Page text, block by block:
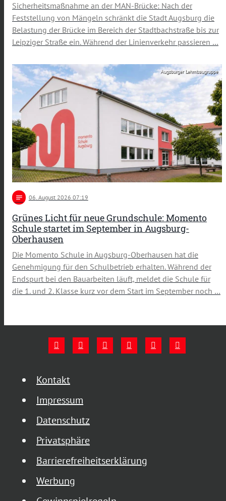
Sicherheitsmaßnahme an der MAN-Brücke: Nach der
Feststellung von Mängeln schränkt die Stadt Augsburg die
Belastung der Brücke im Bereich der Stadtbachstraße bis zur
Leipziger Straße ein. Während der Linienverkehr passieren …
Augsburger Lehmbaugruppe
notes 06 . August 2026 07:19
Grünes Licht für neue Grundschule: Momento
Schule startet im September in Augsburg-
Oberhausen
Die Momento Schule in Augsburg-Oberhausen hat die
Genehmigung für den Schulbetrieb erhalten. Während der
Endspurt bei den Bauarbeiten läuft, meldet die Schule für
die 1. und 2. Klasse kurz vor dem Start im September noch …
Kontakt
Impressum
Datenschutz
Privatsphäre
Barrierefreiheitserklärung
Werbung